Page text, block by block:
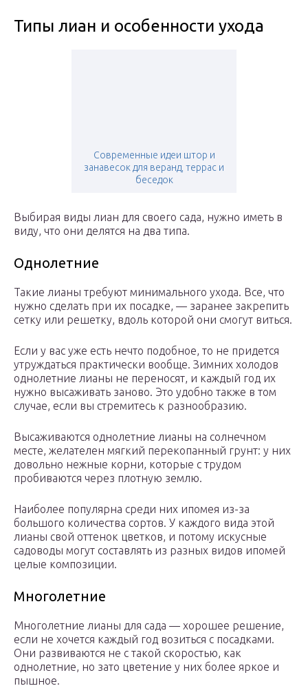
Типы лиан и особенности ухода
Современные идеи штор и
занавесок для веранд, террас и
беседок
Выбирая виды лиан для своего сада, нужно иметь в
виду, что они делятся на два типа.
Однолетние
Такие лианы требуют минимального ухода. Все, что
нужно сделать при их посадке, — заранее закрепить
сетку или решетку, вдоль которой они смогут виться.
Если у вас уже есть нечто подобное, то не придется
утруждаться практически вообще. Зимних холодов
однолетние лианы не переносят, и каждый год их
нужно высаживать заново. Это удобно также в том
случае, если вы стремитесь к разнообразию.
Высаживаются однолетние лианы на солнечном
месте, желателен мягкий перекопанный грунт: у них
довольно нежные корни, которые с трудом
пробиваются через плотную землю.
Наиболее популярна среди них ипомея из-за
большого количества сортов. У каждого вида этой
лианы свой оттенок цветков, и потому искусные
садоводы могут составлять из разных видов ипомей
целые композиции.
Многолетние
Многолетние лианы для сада — хорошее решение,
если не хочется каждый год возиться с посадками.
Они развиваются не с такой скоростью, как
однолетние, но зато цветение у них более яркое и
пышное.